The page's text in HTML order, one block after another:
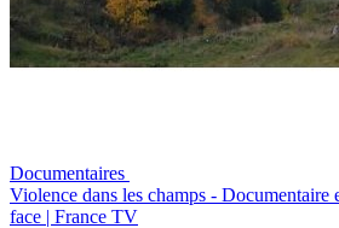
Documentaires
Violence dans les champs - Documentaire
face | France TV